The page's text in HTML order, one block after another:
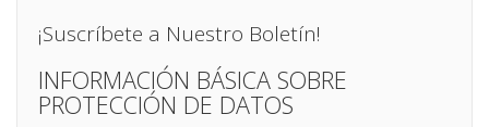
¡Suscríbete a Nuestro Boletín!
INFORMACIÓN BÁSICA SOBRE
PROTECCIÓN DE DATOS